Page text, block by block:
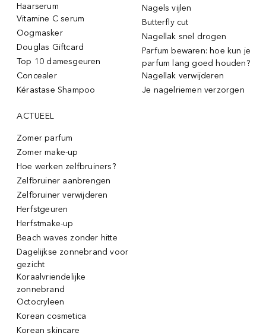
Haarserum
Vitamine C serum
Oogmasker
Douglas Giftcard
Top 10 damesgeuren
Concealer
Kérastase Shampoo
Nagels vijlen
Butterfly cut
Nagellak snel drogen
Parfum bewaren: hoe kun je
parfum lang goed houden?
Nagellak verwijderen
Je nagelriemen verzorgen
ACTUEEL
Zomer parfum
Zomer make-up
Hoe werken zelfbruiners?
Zelfbruiner aanbrengen
Zelfbruiner verwijderen
Herfstgeuren
Herfstmake-up
Beach waves zonder hitte
Dagelijkse zonnebrand voor
gezicht
Koraalvriendelijke
zonnebrand
Octocryleen
Korean cosmetica
Korean skincare